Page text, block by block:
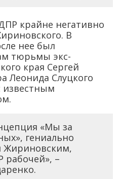
крайне негативно
В
нее был
тюрьмы экс-
края Сергей
Леонида Слуцкого
известным
«Мы за
гениально
Жириновским,
рабочей», –